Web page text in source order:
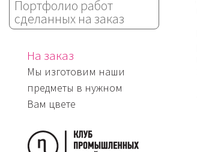
Портфолио работ
сделанных на заказ
На заказ
Мы изготовим наши
предметы в нужном
Вам цвете